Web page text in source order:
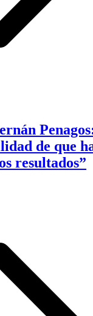
de que
resultados”